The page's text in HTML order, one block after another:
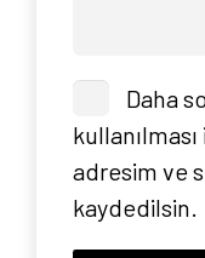
Daha
adresim ve
kaydedilsin.